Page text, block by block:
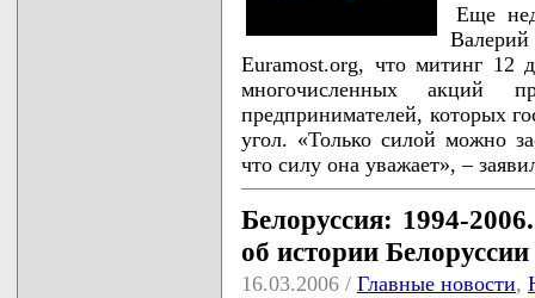
Еще
Euramost.org, что митинг 12
многочисленных акций
предпринимателей, которых
угол. «Только силой можно
что силу она уважает», –
Белоруссия: 1994-
об истории
16.03.2006 / Главные новости,